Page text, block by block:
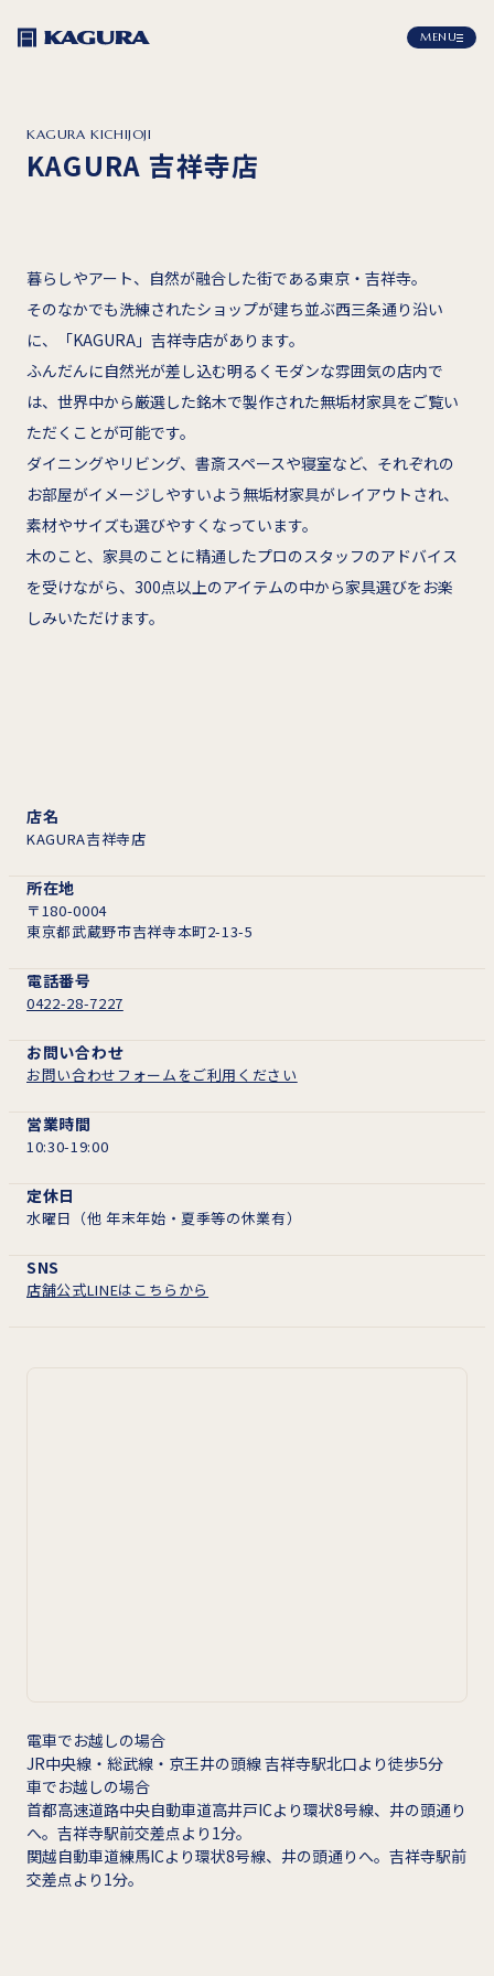
MENU
KAGURA KICHIJOJI
KAGURA 吉祥寺店
暮らしやアート、自然が融合した街である東京・吉祥寺。
そのなかでも洗練されたショップが建ち並ぶ西三条通り沿い
に、「KAGURA」吉祥寺店があります。
ふんだんに自然光が差し込む明るくモダンな雰囲気の店内で
は、世界中から厳選した銘木で製作された無垢材家具をご覧い
ただくことが可能です。
ダイニングやリビング、書斎スペースや寝室など、それぞれの
お部屋がイメージしやすいよう無垢材家具がレイアウトされ、
素材やサイズも選びやすくなっています。
木のこと、家具のことに精通したプロのスタッフのアドバイス
を受けながら、300点以上のアイテムの中から家具選びをお楽
しみいただけます。
店名
KAGURA吉祥寺店
所在地
〒180-0004
東京都武蔵野市吉祥寺本町2-13-5
電話番号
0422-28-7227
お問い合わせ
お問い合わせフォームをご利用ください
営業時間
10:30-19:00
定休日
水曜日（他 年末年始・夏季等の休業有）
SNS
店舗公式LINEはこちらから
電車でお越しの場合
JR中央線・総武線・京王井の頭線 吉祥寺駅北口より徒歩5分
車でお越しの場合
首都高速道路中央自動車道高井戸ICより環状8号線、井の頭通り
へ。吉祥寺駅前交差点より1分。
関越自動車道練馬ICより環状8号線、井の頭通りへ。吉祥寺駅前
交差点より1分。